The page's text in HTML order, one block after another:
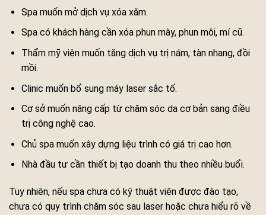
Spa muốn mở dịch vụ xóa xăm.
Spa có khách hàng cần xóa phun mày, phun môi, mí cũ.
Thẩm mỹ viện muốn tăng dịch vụ trị nám, tàn nhang, đồi
mồi.
Clinic muốn bổ sung máy laser sắc tố.
Cơ sở muốn nâng cấp từ chăm sóc da cơ bản sang điều
trị công nghệ cao.
Chủ spa muốn xây dựng liệu trình có giá trị cao hơn.
Nhà đầu tư cần thiết bị tạo doanh thu theo nhiều buổi.
Tuy nhiên, nếu spa chưa có kỹ thuật viên được đào tạo,
chưa có quy trình chăm sóc sau laser hoặc chưa hiểu rõ về